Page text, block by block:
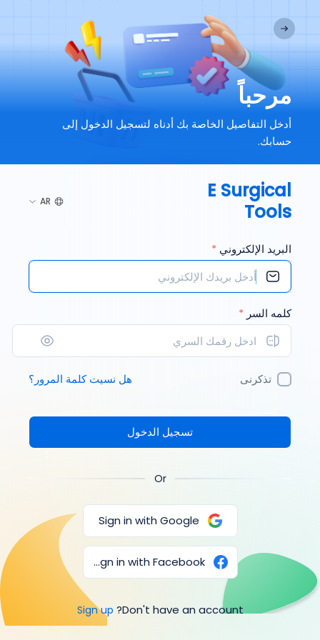
مرحباً
أدخل التفاصيل الخاصة بك أدناه لتسجيل الدخول إلى
حسابك.
E Surgical
Tools
AR
البريد الإلكتروني *
كلمه السر *
تذكرنى هل نسيت كلمة المرور؟
تسجيل الدخول
Or
Sign in with Google
Sign in with Facebook
Don't have an account?
Sign up